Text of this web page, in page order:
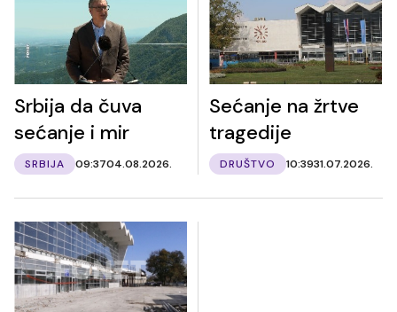
Srbija da čuva
sećanje i mir
SRBIJA 09:3704.08.2026.
Sećanje na žrtve
tragedije
DRUŠTVO 10:3931.07.2026.